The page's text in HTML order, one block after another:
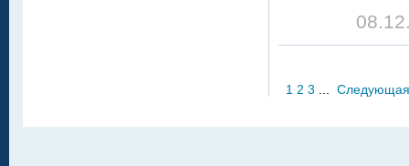
1 2 3 Следующая